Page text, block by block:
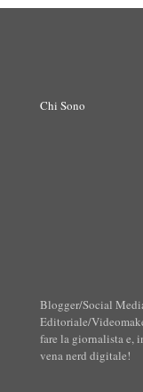
Chi Sono
Blogger/Social
Editoriale/
fare la giornalista e,
vena nerd digitale!